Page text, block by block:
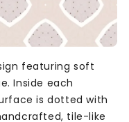
featuring soft
Inside each
is dotted with
tile-like